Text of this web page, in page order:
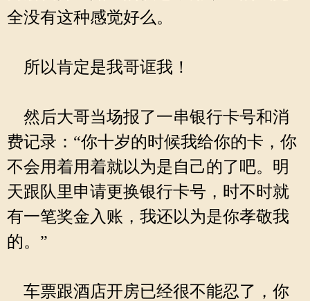
全没有这种感觉好么。
所以肯定是我哥诓我！
然后大哥当场报了一串银行卡号和消
费记录：“你十岁的时候我给你的卡，你
不会用着用着就以为是自己的了吧。明
天跟队里申请更换银行卡号，时不时就
有一笔奖金入账，我还以为是你孝敬我
的。”
车票跟酒店开房已经很不能忍了，你